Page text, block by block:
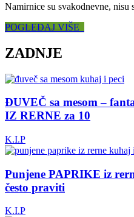
Namirnice su svakodnevne, nisu
POGLEDAJ VIŠE
ZADNJE
ĐUVEČ sa mesom –
IZ RERNE za 10
K.I.P
Punjene PAPRIKE iz
često praviti
K.I.P